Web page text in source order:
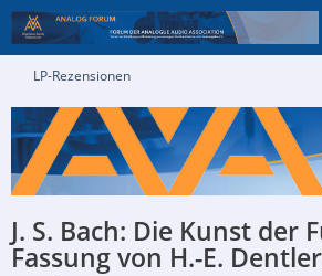
LP-Rezensionen
J. S. Bach: Die Kunst der
Fassung von H.-E.